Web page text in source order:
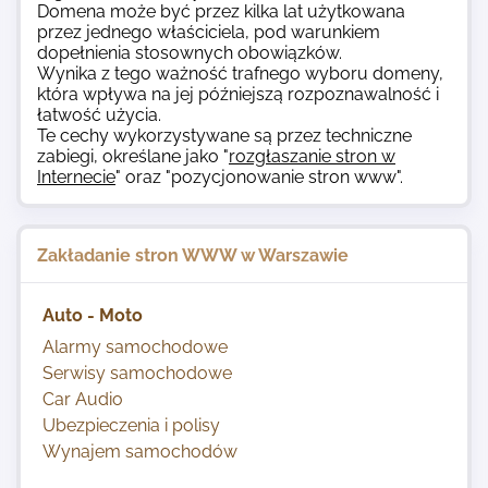
Domena może być przez kilka lat użytkowana
przez jednego właściciela, pod warunkiem
dopełnienia stosownych obowiązków.
Wynika z tego ważność trafnego wyboru domeny,
która wpływa na jej późniejszą rozpoznawalność i
łatwość użycia.
Te cechy wykorzystywane są przez techniczne
zabiegi, określane jako "rozgłaszanie stron w
Internecie" oraz "pozycjonowanie stron www".
Zakładanie stron WWW w Warszawie
Auto - Moto
Alarmy samochodowe
Serwisy samochodowe
Car Audio
Ubezpieczenia i polisy
Wynajem samochodów